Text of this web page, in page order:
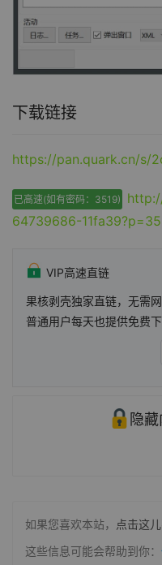
下载链接
https://pan.quark.cn/s/
已高速(如有密码：3519)
64739686-
VIP高速直链
果核剥壳独家直链，无需
普通用户每天也提供免费
隐
如果您喜欢本站， 点击这儿
这些信息可能会帮助到你：